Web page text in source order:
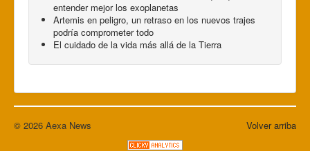
entender mejor los exoplanetas
Artemis en peligro, un retraso en los nuevos trajes
podría comprometer todo
El cuidado de la vida más allá de la Tierra
Volver arriba
© 2026 Aexa News